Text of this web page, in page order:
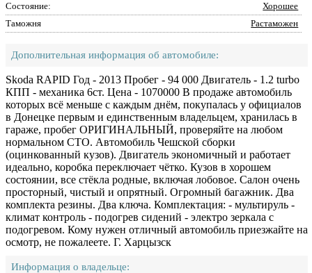
Состояние:
Хорошее
Таможня
Растаможен
Дополнительная информация об автомобиле:
Skoda RAPID Год - 2013 Пробег - 94 000 Двигатель - 1.2 turbo
КПП - механика 6ст. Цена - 1070000 В продаже автомобиль
которых всё меньше с каждым днём, покупалась у официалов
в Донецке первым и единственным владельцем, хранилась в
гараже, пробег ОРИГИНАЛЬНЫЙ, проверяйте на любом
нормальном СТО. Автомобиль Чешской сборки
(оцинкованный кузов). Двигатель экономичный и работает
идеально, коробка переключает чётко. Кузов в хорошем
состоянии, все стёкла родные, включая лобовое. Салон очень
просторный, чистый и опрятный. Огромный багажник. Два
комплекта резины. Два ключа. Комплектация: - мультируль -
климат контроль - подогрев сидений - электро зеркала с
подогревом. Кому нужен отличный автомобиль приезжайте на
осмотр, не пожалеете. Г. Харцызск
Информация о владельце: